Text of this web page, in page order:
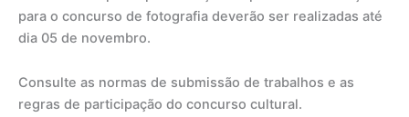
para o concurso de fotografia deverão ser realizadas até
dia 05 de novembro.
Consulte as normas de submissão de trabalhos e as
regras de participação do concurso cultural.